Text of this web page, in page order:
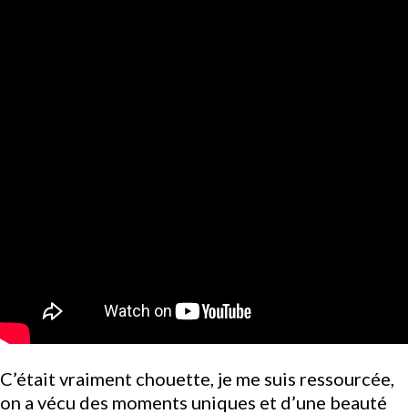
C’était vraiment chouette, je me suis ressourcée,
on a vécu des moments uniques et d’une beauté